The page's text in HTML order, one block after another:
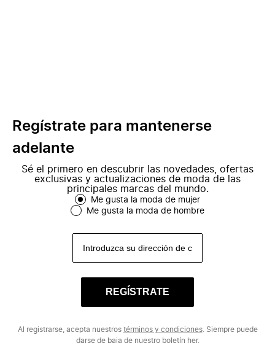
Regístrate para mantenerse
adelante
Sé el primero en descubrir las novedades, ofertas
exclusivas y actualizaciones de moda de las
principales marcas del mundo.
Me gusta la moda de mujer
Me gusta la moda de hombre
REGÍSTRATE
Al registrarse, acepta nuestros términos y condiciones. Siempre puede
darse de baja de nuestro boletín her.